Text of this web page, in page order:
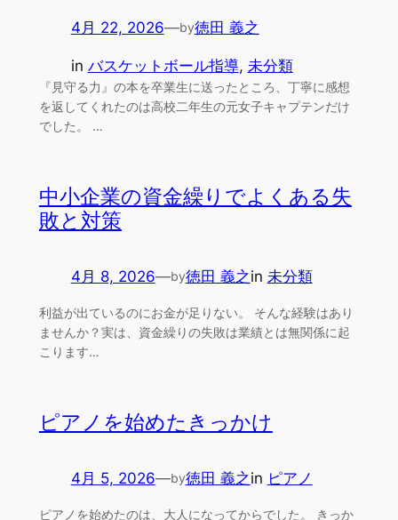
4月 22, 2026—by徳田 義之
in バスケットボール指導, 未分類
『見守る力』の本を卒業生に送ったところ、丁寧に感想
を返してくれたのは高校二年生の元女子キャプテンだけ
でした。 …
中小企業の資金繰りでよくある失
敗と対策
4月 8, 2026—by徳田 義之in 未分類
利益が出ているのにお金が足りない。 そんな経験はあり
ませんか？実は、資金繰りの失敗は業績とは無関係に起
こります…
ピアノを始めたきっかけ
4月 5, 2026—by徳田 義之in ピアノ
ピアノを始めたのは、大人になってからでした。 きっか